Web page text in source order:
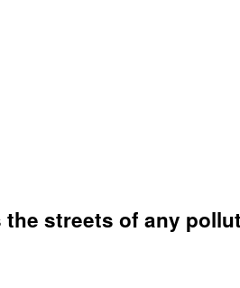
streets of any